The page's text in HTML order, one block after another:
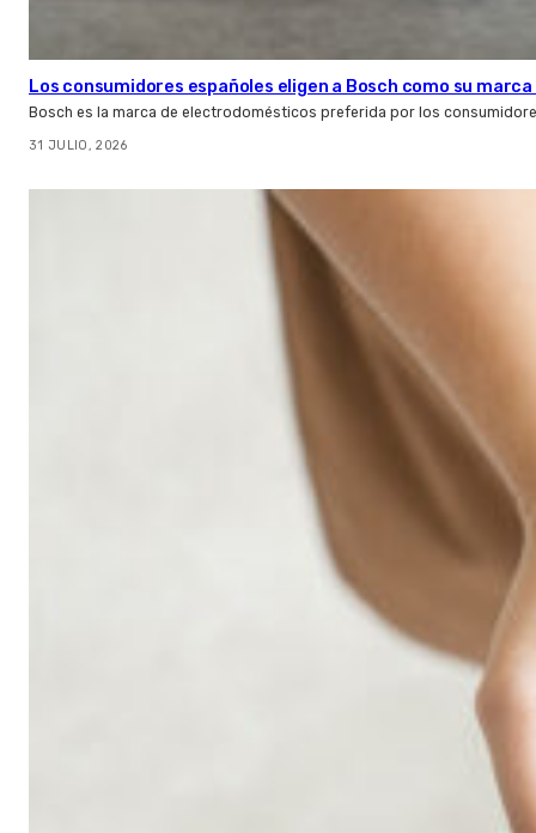
Los consumidores españoles eligen a Bosch como su
Bosch es la marca de electrodomésticos preferida por los
31 JULIO, 2026